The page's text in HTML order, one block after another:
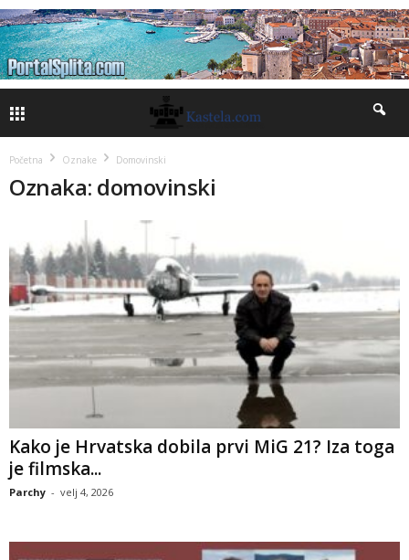
Početna Oznake Domovinski
Oznaka: domovinski
Kako je Hrvatska dobila prvi MiG 21? Iza toga
je filmska...
Parchy - velj 4, 2026